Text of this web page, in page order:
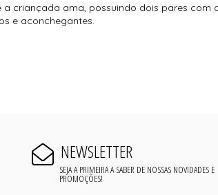
a criançada ama, possuindo dois pares com
e aconchegantes.
NEWSLETTER
SEJA A PRIMEIRA A SABER DE NOSSAS NOVIDADES E
PROMOÇÕES!